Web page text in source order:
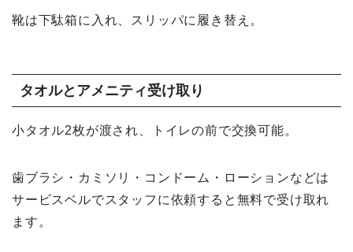
靴は下駄箱に入れ、スリッパに履き替え。
タオルとアメニティ受け取り
小タオル2枚が渡され、トイレの前で交換可能。
歯ブラシ・カミソリ・コンドーム・ローションなどは
サービスベルでスタッフに依頼すると無料で受け取れ
ます。